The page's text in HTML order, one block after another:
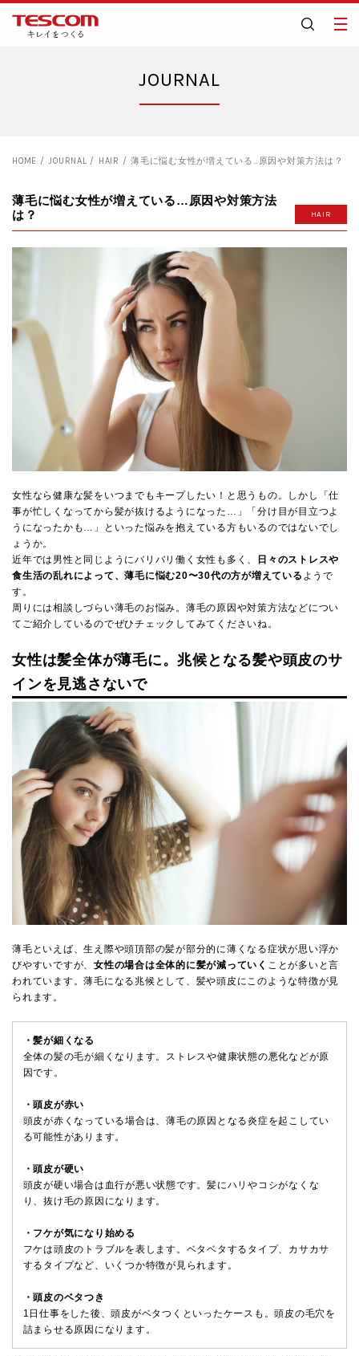
JOURNAL
HOME JOURNAL HAIR 薄毛に悩む女性が増えている…原因や対策方法は？
薄毛に悩む女性が増えている…原因や対策方法
は？
HAIR
女性なら健康な髪をいつまでもキープしたい！と思うもの。しかし「仕
事が忙しくなってから髪が抜けるようになった…」「分け目が目立つよ
うになったかも…」といった悩みを抱えている方もいるのではないでし
ょうか。
近年では男性と同じようにバリバリ働く女性も多く、
日々のストレスや
食生活の乱れによって、薄毛に悩む20〜30代の方が増えている ようで
す。
周りには相談しづらい薄毛のお悩み。薄毛の原因や対策方法などについ
てご紹介しているのでぜひチェックしてみてくださいね。
女性は髪全体が薄毛に。兆候となる髪や頭皮のサ
インを見逃さないで
薄毛といえば、生え際や頭頂部の髪が部分的に薄くなる症状が思い浮か
びやすいですが、 女性の場合は全体的に髪が減っていく ことが多いと言
われています。薄毛になる兆候として、髪や頭皮にこのような特徴が見
られます。
・髪が細くなる
全体の髪の毛が細くなります。ストレスや健康状態の悪化などが原
因です。
・頭皮が赤い
頭皮が赤くなっている場合は、薄毛の原因となる炎症を起こしてい
る可能性があります。
・頭皮が硬い
頭皮が硬い場合は血行が悪い状態です。髪にハリやコシがなくな
り、抜け毛の原因になります。
・フケが気になり始める
フケは頭皮のトラブルを表します。ベタベタするタイプ、カサカサ
するタイプなど、いくつか特徴が見られます。
・頭皮のベタつき
1日仕事をした後、頭皮がベタつくといったケースも。頭皮の毛穴を
詰まらせる原因になります。